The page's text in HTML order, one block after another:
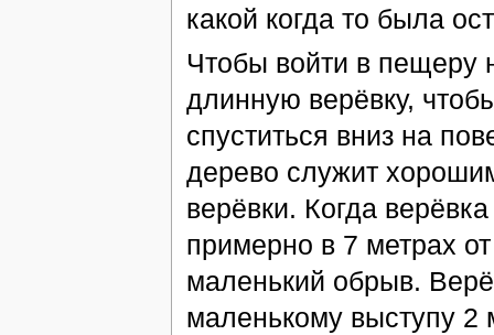
какой когда то была
Чтобы войти в пещеру
длинную верёвку,
спуститься вниз на
дерево служит
верёвки. Когда
примерно в 7 метрах
маленький обрыв.
маленькому выступу 2